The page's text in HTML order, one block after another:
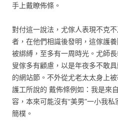
手上戴瞭佈條。
對付這一說法，尤傢人表現不克
者，在他們相識後發明，這傢護
被綁縛，至多有一周時光。尤師長
叟傢多有顧慮，以是年夜多不敢
的網站節。不外從尤老太太身上
護工所說的 戴佈條例如：我是來
容，本來可能沒有“美男”一小我
簡樸。